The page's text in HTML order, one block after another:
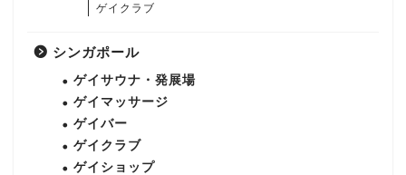
ゲイクラブ
シンガポール
ゲイサウナ・発展場
ゲイマッサージ
ゲイバー
ゲイクラブ
ゲイショップ